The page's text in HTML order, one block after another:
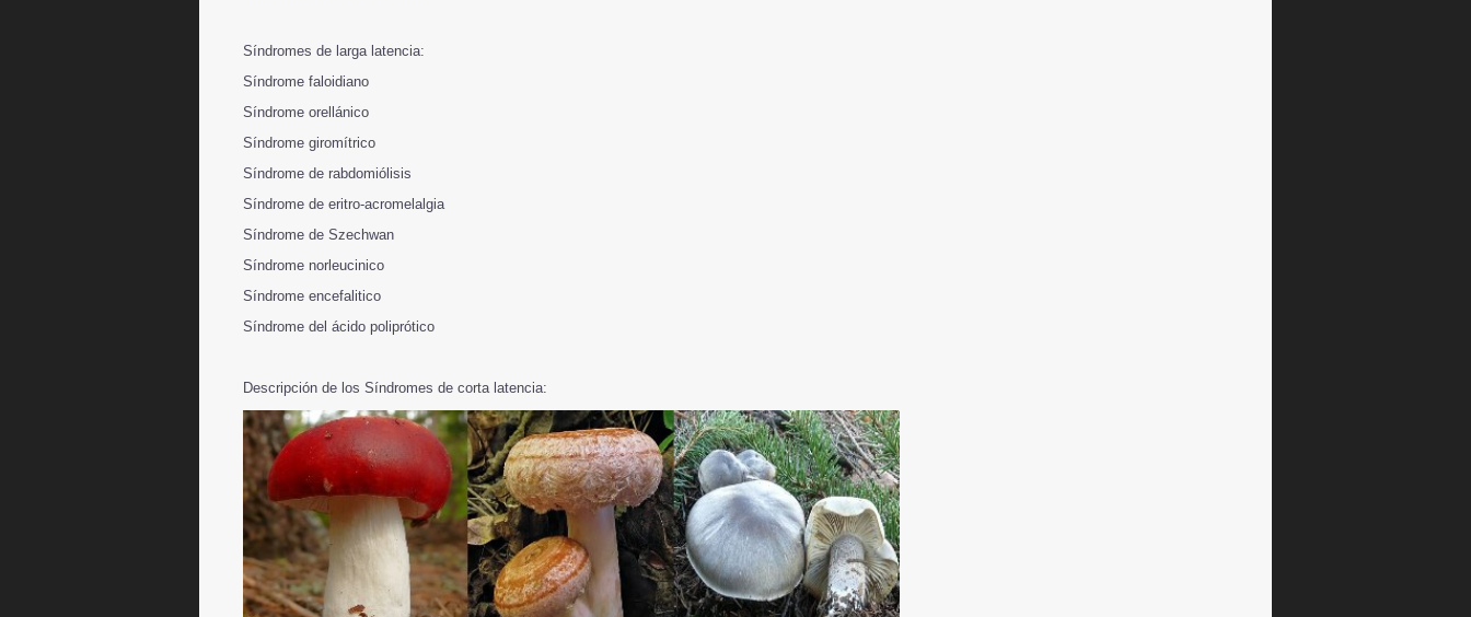
Síndromes de larga latencia:
Síndrome faloidiano
Síndrome orellánico
Síndrome giromítrico
Síndrome de rabdomiólisis
Síndrome de eritro-acromelalgia
Síndrome de Szechwan
Síndrome norleucinico
Síndrome encefalitico
Síndrome del ácido poliprótico
Descripción de los Síndromes de corta latencia: